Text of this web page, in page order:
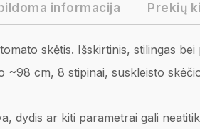
informacija Prekių
skėtis. Išskirtinis, stilingas bei
~98 cm, 8 stipinai, suskleisto
dydis ar kiti parametrai gali